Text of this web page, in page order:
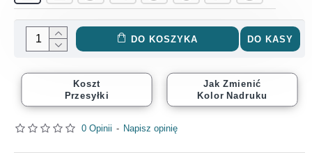
0 Opinii - Napisz opinię
DO KOSZYKA DO KASY
Koszt
Przesyłki
Jak Zmienić
Kolor Nadruku